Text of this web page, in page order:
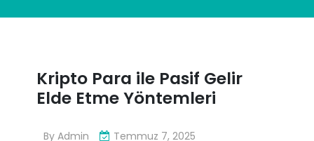
Kripto Para ile Pasif Gelir
Elde Etme Yöntemleri
By Admin Temmuz 7, 2025